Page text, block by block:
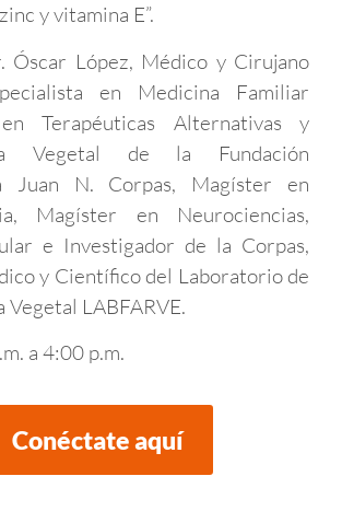
y vitamina E”.
Óscar López, Médico y Cirujano
en Medicina Familiar
Terapéuticas Alternativas y
Vegetal de la Fundación
Juan N. Corpas, Magíster en
Magíster en Neurociencias,
e Investigador de la Corpas,
y Científico del Laboratorio de
Vegetal LABFARVE.
a 4:00 p.m.
Conéctate aquí